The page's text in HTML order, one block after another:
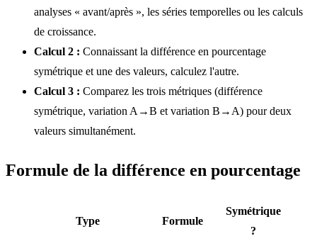
analyses « avant/après », les séries temporelles ou les calculs
de croissance.
Calcul 2 : Connaissant la différence en pourcentage
symétrique et une des valeurs, calculez l'autre.
Calcul 3 : Comparez les trois métriques (différence
symétrique, variation A→B et variation B→A) pour deux
valeurs simultanément.
Formule de la différence en pourcentage
Type Formule
Symétrique
?